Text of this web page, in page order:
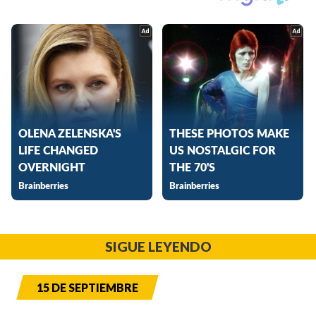
SIGUE LEYENDO
15 DE SEPTIEMBRE